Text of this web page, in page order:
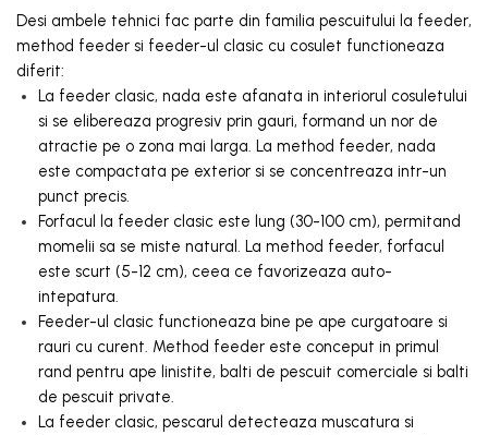
Desi ambele tehnici fac parte din familia pescuitului la feeder,
method feeder si feeder-ul clasic cu cosulet functioneaza
diferit:
La feeder clasic, nada este afanata in interiorul cosuletului
si se elibereaza progresiv prin gauri, formand un nor de
atractie pe o zona mai larga. La method feeder, nada
este compactata pe exterior si se concentreaza intr-un
punct precis.
Forfacul la feeder clasic este lung (30-100 cm), permitand
momelii sa se miste natural. La method feeder, forfacul
este scurt (5-12 cm), ceea ce favorizeaza auto-
intepatura.
Feeder-ul clasic functioneaza bine pe ape curgatoare si
rauri cu curent. Method feeder este conceput in primul
rand pentru ape linistite, balti de pescuit comerciale si balti
de pescuit private.
La feeder clasic, pescarul detecteaza muscatura si